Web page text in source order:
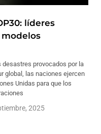
líderes
desastres provocados por la
global, las naciones ejercen
Unidas para que los
2025